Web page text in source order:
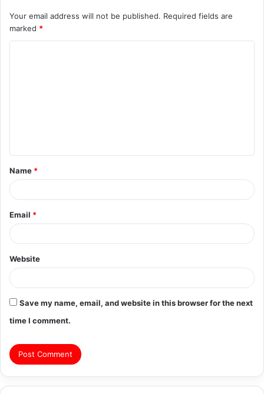
Your email address will not be published. Required fields are
marked *
t
*
Name *
Email *
Website
Save my name, email, and website in this browser for the next
time I comment.